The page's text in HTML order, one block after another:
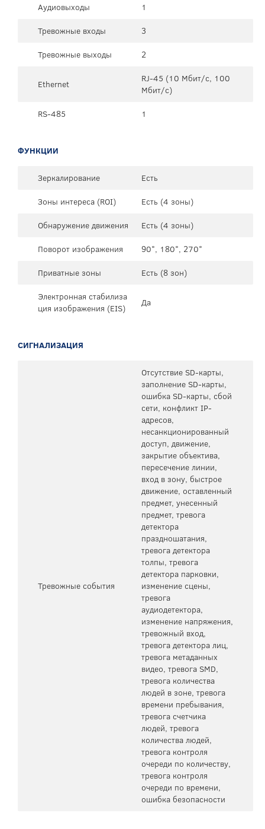
Аудиовыходы
1
Тревожные входы
3
Тревожные выходы
2
Ethernet
RJ-45 (10 Мбит/с, 100
Мбит/с)
RS-485
1
ФУНКЦИИ
Зеркалирование
Есть
Зоны интереса (ROI)
Есть (4 зоны)
Обнаружение движения
Есть (4 зоны)
Поворот изображения
90°, 180°, 270°
Приватные зоны
Есть (8 зон)
Электронная стабилиза
ция изображения (EIS)
Да
СИГНАЛИЗАЦИЯ
Тревожные события
Отсутствие SD-карты,
заполнение SD-карты,
ошибка SD-карты, сбой
сети, конфликт IP-
адресов,
несанкционированный
доступ, движение,
закрытие объектива,
пересечение линии,
вход в зону, быстрое
движение, оставленный
предмет, унесенный
предмет, тревога
детектора
праздношатания,
тревога детектора
толпы, тревога
детектора парковки,
изменение сцены,
тревога
аудиодетектора,
изменение напряжения,
тревожный вход,
тревога детектора лиц,
тревога метаданных
видео, тревога SMD,
тревога количества
людей в зоне, тревога
времени пребывания,
тревога счетчика
людей, тревога
количества людей,
тревога контроля
очереди по количеству,
тревога контроля
очереди по времени,
ошибка безопасности